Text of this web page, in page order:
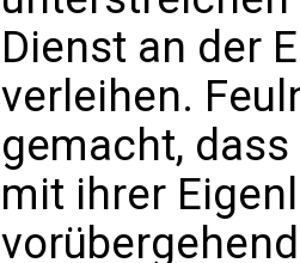
Dienst an der
verleihen.
gemacht,
mit ihrer